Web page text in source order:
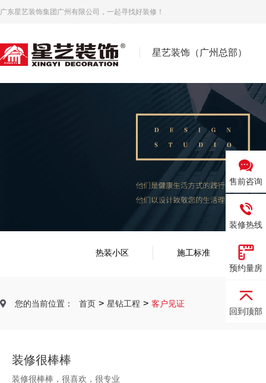
广东星艺装饰集团广州有限公司，一起寻找好装修！
星艺装饰（广州总部）
热装小区 施工标准
您的当前位置： 首页 > 星钻工程 > 客户见证
装修很棒棒
装修很棒棒，很喜欢，很专业
售前咨询
装修热线
预约量房
回到顶部